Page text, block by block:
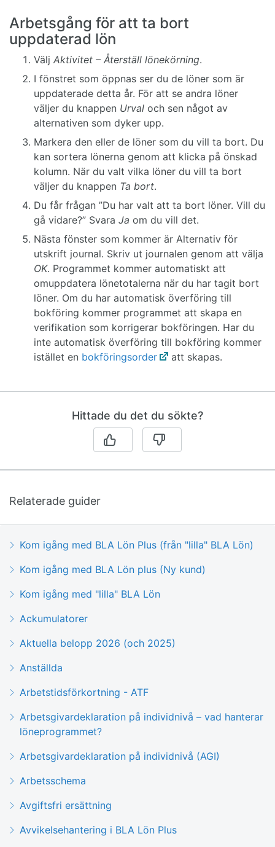
Arbetsgång för att ta bort
uppdaterad lön
Välj Aktivitet – Återställ lönekörning.
I fönstret som öppnas ser du de löner som är
uppdaterade detta år. För att se andra löner
väljer du knappen Urval och sen något av
alternativen som dyker upp.
Markera den eller de löner som du vill ta bort. Du
kan sortera lönerna genom att klicka på önskad
kolumn. När du valt vilka löner du vill ta bort
väljer du knappen Ta bort.
Du får frågan ”Du har valt att ta bort löner. Vill du
gå vidare?” Svara Ja om du vill det.
Nästa fönster som kommer är Alternativ för
utskrift journal. Skriv ut journalen genom att välja
OK. Programmet kommer automatiskt att
omuppdatera lönetotalerna när du har tagit bort
löner. Om du har automatisk överföring till
bokföring kommer programmet att skapa en
verifikation som korrigerar bokföringen. Har du
inte automatisk överföring till bokföring kommer
istället en bokföringsorder att skapas.
Hittade du det du sökte?
Relaterade guider
Kom igång med BLA Lön Plus (från "lilla" BLA Lön)
Kom igång med BLA Lön plus (Ny kund)
Kom igång med "lilla" BLA Lön
Ackumulatorer
Aktuella belopp 2026 (och 2025)
Anställda
Arbetstidsförkortning - ATF
Arbetsgivardeklaration på individnivå – vad hanterar
löneprogrammet?
Arbetsgivardeklaration på individnivå (AGI)
Arbetsschema
Avgiftsfri ersättning
Avvikelsehantering i BLA Lön Plus